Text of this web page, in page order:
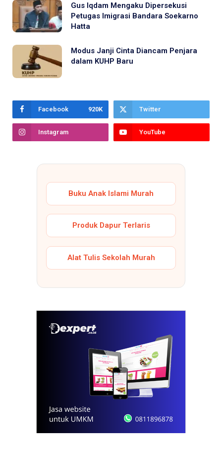
Gus Iqdam Mengaku Dipersekusi
Petugas Imigrasi Bandara Soekarno
Hatta
Modus Janji Cinta Diancam Penjara
dalam KUHP Baru
Facebook 920K Twitter
Instagram YouTube
Buku Anak Islami Murah
Produk Dapur Terlaris
Alat Tulis Sekolah Murah